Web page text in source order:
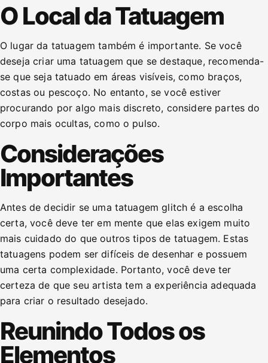
O Local da Tatuagem
O lugar da tatuagem também é importante. Se você
deseja criar uma tatuagem que se destaque, recomenda-
se que seja tatuado em áreas visíveis, como braços,
costas ou pescoço. No entanto, se você estiver
procurando por algo mais discreto, considere partes do
corpo mais ocultas, como o pulso.
Considerações
Importantes
Antes de decidir se uma tatuagem glitch é a escolha
certa, você deve ter em mente que elas exigem muito
mais cuidado do que outros tipos de tatuagem. Estas
tatuagens podem ser difíceis de desenhar e possuem
uma certa complexidade. Portanto, você deve ter
certeza de que seu artista tem a experiência adequada
para criar o resultado desejado.
Reunindo Todos os
Elementos